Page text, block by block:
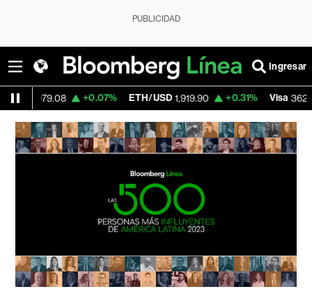
PUBLICIDAD
Ingresar
+0.07% ETH/USD 1,919.90 +0.31% Visa 362.50 -